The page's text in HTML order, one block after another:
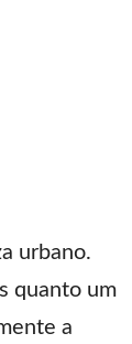
urbano.
quanto um
a